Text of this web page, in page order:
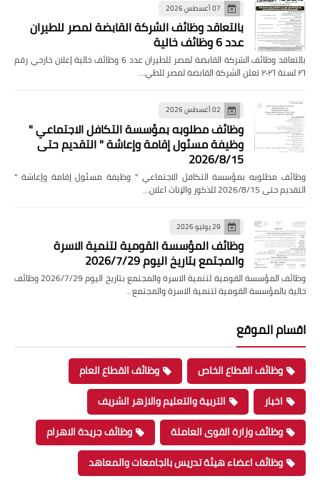
07 أغسطس 2026
بالتعاقد وظائف الشركة القابضة لمصر للطيران
عدد 6 وظائف خالية
بالتعاقد وظائف الشركة القابضة لمصر للطيران عدد 6 وظائف خالية إعلان خارجي رقم
٢٦ لسنة ٢٠٢٦ تعلن الشركة القابضة لمصر للطي…
02 أغسطس 2026
وظائف مطلوبه بمؤسسة التكافل الاجتماعي "
وظيفة مسئول إقامة وإعاشة " التقديم حتى
2026/8/15
وظائف مطلوبه بمؤسسة التكافل الاجتماعي " وظيفة مسئول إقامة وإعاشة "
التقديم حتى 2026/8/15 للذكور والإناث اعلان…
29 يوليو 2026
وظائف المؤسسة القومية لتنمية الاسرة
والمجتمع بتاريخ اليوم 2026/7/29
وظائف المؤسسة القومية لتنمية الاسرة والمجتمع بتاريخ اليوم 2026/7/29 وظائف
خالية بالمؤسسة القومية لتنمية الاسرة والمجتمع…
اقسام الموقع
وظائف القطاع الخاص
وظائف القطاع العام
اخبار
التربية والتعليم والازهر الشريف
وظائف وزارة القوى العاملة
وظائف جريدة الاهرام
وظائف اعضاء هيئة تدريس بالجامعات والمعاهد